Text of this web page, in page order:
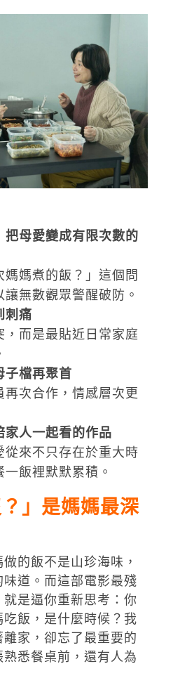
把母愛變成有限次數的
媽媽煮的飯？」這個問
無數觀眾警醒破防。
刺痛
，而是最貼近日常家庭
子檔再聚首
再次合作，情感層次更
家人一起看的作品
從來不只存在於重大時
飯裡默默累積。
？」是媽媽最深
的飯不是山珍海味，
道。而這部電影最殘
是逼你重新思考：你
飯，是什麼時候？我
家，卻忘了最重要的
悉餐桌前，還有人為